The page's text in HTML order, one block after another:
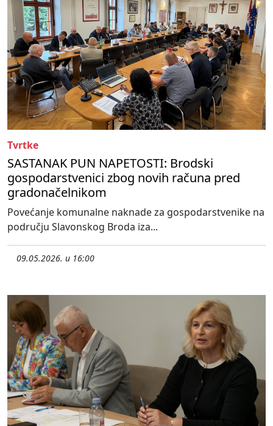
Tvrtke
SASTANAK PUN NAPETOSTI: Brodski
gospodarstvenici zbog novih računa pred
gradonačelnikom
Povećanje komunalne naknade za gospodarstvenike na
području Slavonskog Broda iza...
09.05.2026. u 16:00